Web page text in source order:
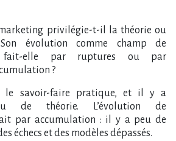
marketing privilégie-t-il la théorie ou
évolution comme champ de
fait-elle par ruptures ou par
?
le savoir-faire pratique, et il y a
de théorie. L’évolution de
fait par accumulation : il y a peu de
échecs et des modèles dépassés.